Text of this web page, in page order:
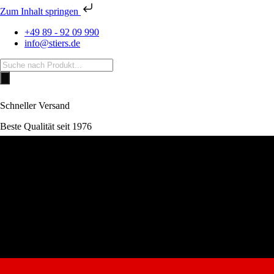
Zum Inhalt springen
+49 89 - 92 09 990
info@stiers.de
Products
search
Schneller Versand
Beste Qualität seit 1976